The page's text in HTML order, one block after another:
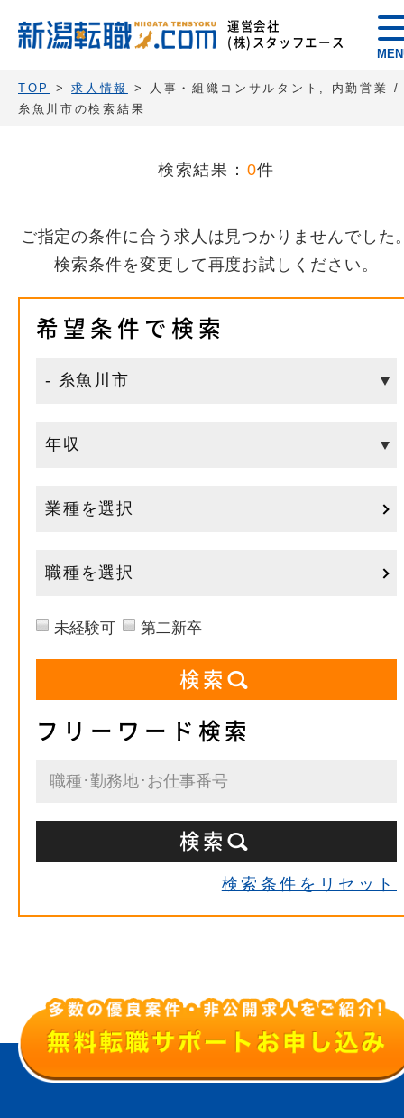
運営会社
(株)スタッフエース
TOP >求人情報
> 人事・組織コンサルタント, 内勤営業 /
糸魚川市の検索結果
検索結果： 0件
ご指定の条件に合う求人は見つかりませんでした
検索条件を変更して再度お試しください。
希望条件で検索
業種を選択
職種を選択
未経験可 第二新卒
フリーワード検索
検索条件をリセット